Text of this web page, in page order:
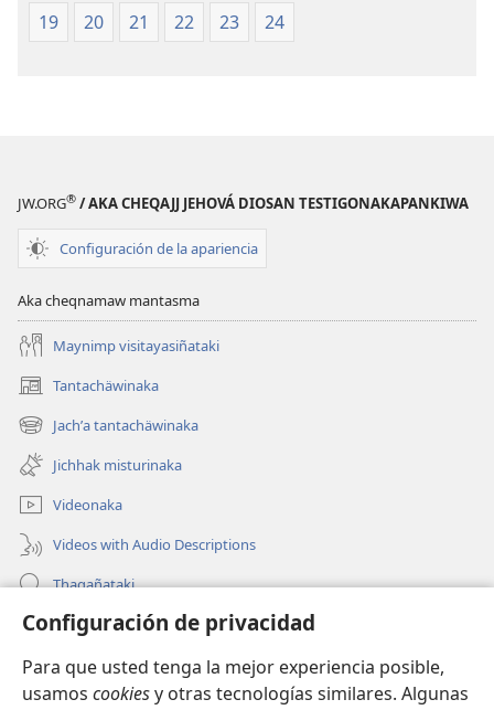
Configuración de privacidad
Para que usted tenga la mejor experiencia posible,
usamos cookiesy otras tecnologías similares. Algunas
19
20 21 22 23 24
JW.ORG® / AKA CHEQAJJ JEHOVÁ DIOSAN TESTIGONAKAPANKIWA
Configuración de la apariencia
Aka cheqnamaw mantasma
Maynimp visitayasiñataki
Tantachäwinaka
(opens
new
window)
Jachʼa tantachäwinaka
(opens
new
window)
Jichhak misturinaka
Videonaka
Videos with Audio Descriptions
Thaqañataki
Oraqpachat yatiyäwinaka
Donacionanaka
(opens